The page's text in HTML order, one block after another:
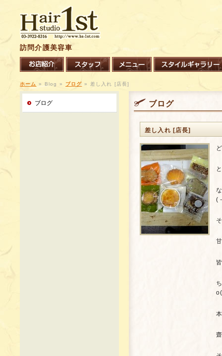
訪問介護美容車
ホーム » Blog » ブログ » 差し入れ [店長]
ブログ ブログ
差し入れ [店長]
(